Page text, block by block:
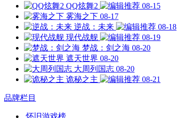
QQ炫舞2
08-15
雾海之下 08-17
逆战：未来
08-18
现代战舰
08-19
梦战：剑之海 08-20
遮天世界 08-20
大周列国志 08-20
诡秘之主
08-21
品牌栏目
怀旧游戏榜